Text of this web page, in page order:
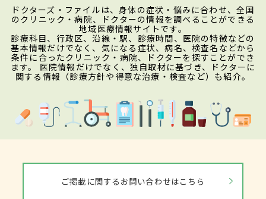
ドクターズ・ファイルは、身体の症状・悩みに合わせ、全国
のクリニック・病院、ドクターの情報を調べることができる
地域医療情報サイトです。
診療科目、行政区、沿線・駅、診療時間、医院の特徴などの
基本情報だけでなく、気になる症状、病名、検査名などから
条件に合ったクリニック・病院、ドクターを探すことができ
ます。 医院情報だけでなく、独自取材に基づき、ドクターに
関する情報（診療方針や得意な治療・検査など）も紹介。
ご掲載に関するお問い合わせはこちら